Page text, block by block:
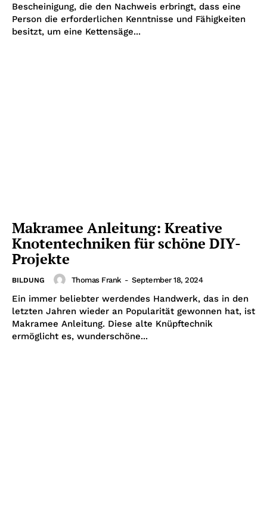
Bescheinigung, die den Nachweis erbringt, dass eine
Person die erforderlichen Kenntnisse und Fähigkeiten
besitzt, um eine Kettensäge...
Makramee Anleitung: Kreative
Knotentechniken für schöne DIY-
Projekte
BILDUNG Thomas Frank - September 18, 2024
Ein immer beliebter werdendes Handwerk, das in den
letzten Jahren wieder an Popularität gewonnen hat, ist
Makramee Anleitung. Diese alte Knüpftechnik
ermöglicht es, wunderschöne...